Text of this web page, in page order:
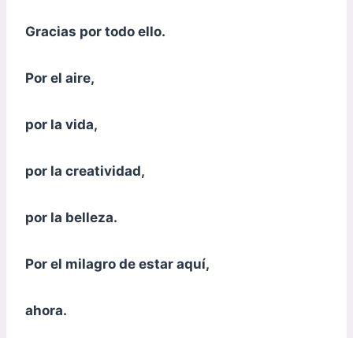
Gracias por todo ello.
Por el aire,
por la vida,
por la creatividad,
por la belleza.
Por el milagro de estar aquí,
ahora.